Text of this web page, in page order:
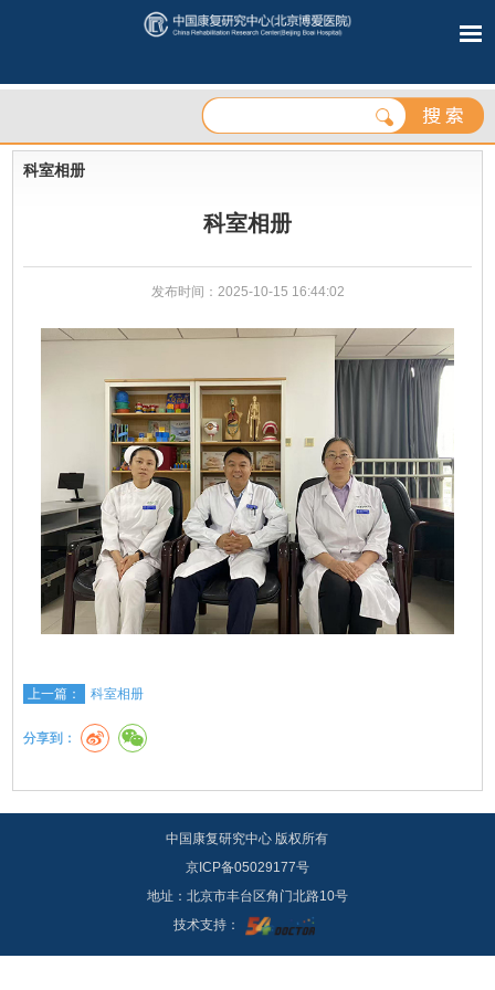
科室相册
科室相册
发布时间：2025-10-15 16:44:02
上一篇： 科室相册
分享到：
中国康复研究中心 版权所有
京ICP备05029177号
地址：北京市丰台区角门北路10号
技术支持：